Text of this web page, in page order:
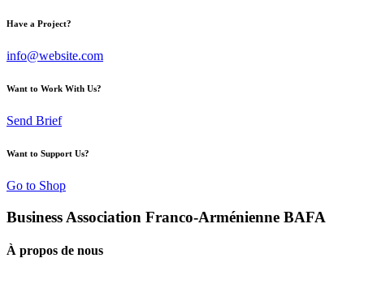
Have a Project?
info@website.com
Want to Work With Us?
Send Brief
Want to Support Us?
Go to Shop
Business Association Franco-Arménienne BAFA
À propos de nous